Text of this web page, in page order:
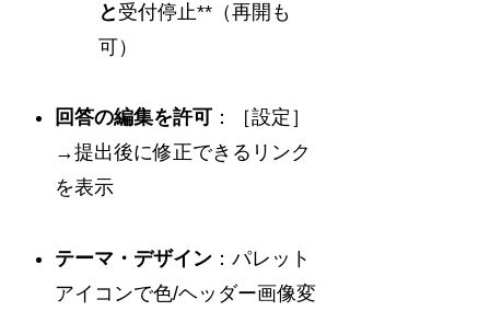
と 受付停止**（再開も
可）
回答の編集を許可 ：［設定］
→提出後に修正できるリンク
を表示
テーマ・デザイン ：パレット
アイコンで色/ヘッダー画像変